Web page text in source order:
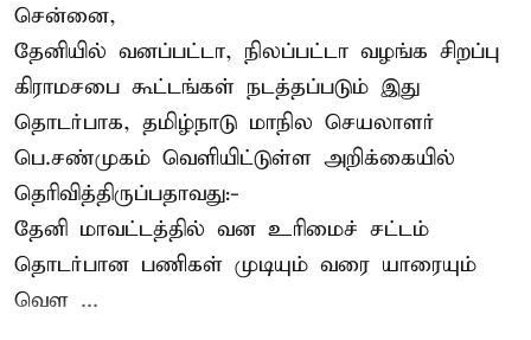
சென்னை,
தேனியில் வனப்பட்டா, நிலப்பட்டா வழங்க சிறப்பு
கிராமசபை கூட்டங்கள் நடத்தப்படும் இது
தொடர்பாக, தமிழ்நாடு மாநில செயலாளர்
பெ.சண்முகம் வெளியிட்டுள்ள அறிக்கையில்
தெரிவித்திருப்பதாவது:-
தேனி மாவட்டத்தில் வன உரிமைச் சட்டம்
தொடர்பான பணிகள் முடியும் வரை யாரையும்
வெள ...